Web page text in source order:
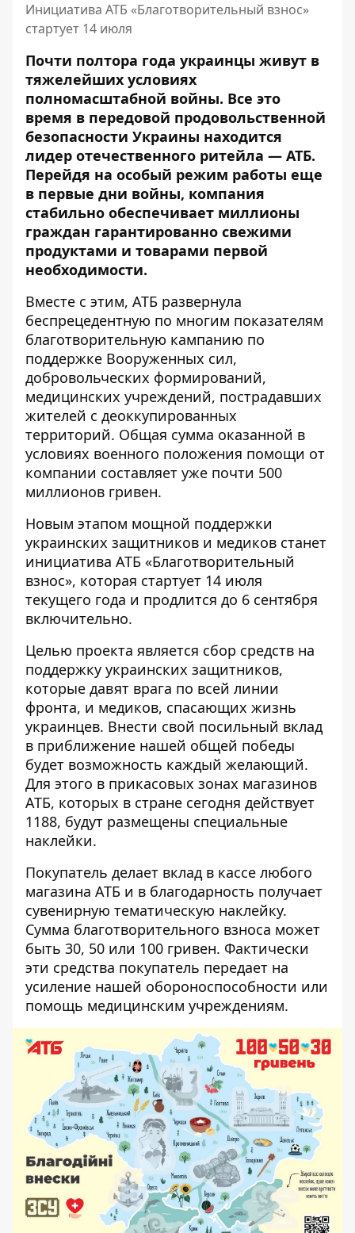
Инициатива АТБ «Благотворительный взнос»
стартует 14 июля
Почти полтора года украинцы живут в
тяжелейших условиях
полномасштабной войны. Все это
время в передовой продовольственной
безопасности Украины находится
лидер отечественного ритейла — АТБ.
Перейдя на особый режим работы еще
в первые дни войны, компания
стабильно обеспечивает миллионы
граждан гарантированно свежими
продуктами и товарами первой
необходимости.
Вместе с этим, АТБ развернула
беспрецедентную по многим показателям
благотворительную кампанию по
поддержке Вооруженных сил,
добровольческих формирований,
медицинских учреждений, пострадавших
жителей с деоккупированных
территорий. Общая сумма оказанной в
условиях военного положения помощи от
компании составляет уже почти 500
миллионов гривен.
Новым этапом мощной поддержки
украинских защитников и медиков станет
инициатива АТБ «Благотворительный
взнос», которая стартует 14 июля
текущего года и продлится до 6 сентября
включительно.
Целью проекта является сбор средств на
поддержку украинских защитников,
которые давят врага по всей линии
фронта, и медиков, спасающих жизнь
украинцев. Внести свой посильный вклад
в приближение нашей общей победы
будет возможность каждый желающий.
Для этого в прикасовых зонах магазинов
АТБ, которых в стране сегодня действует
1188, будут размещены специальные
наклейки.
Покупатель делает вклад в кассе любого
магазина АТБ и в благодарность получает
сувенирную тематическую наклейку.
Сумма благотворительного взноса может
быть 30, 50 или 100 гривен. Фактически
эти средства покупатель передает на
усиление нашей обороноспособности или
помощь медицинским учреждениям.